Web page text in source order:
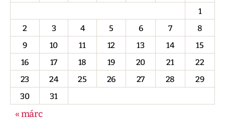
1
2
3 4 5 6 7
8
9
10 11 12 13 14
15
16
17 18 19 20 21
22
23
24 25 26 27 28
29
30
31
« márc